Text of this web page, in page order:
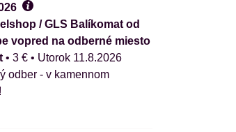
/ GLS Balíkomat od
vopred na odberné miesto
• 3 € • Utorok11.8.2026
odber - v kamennom